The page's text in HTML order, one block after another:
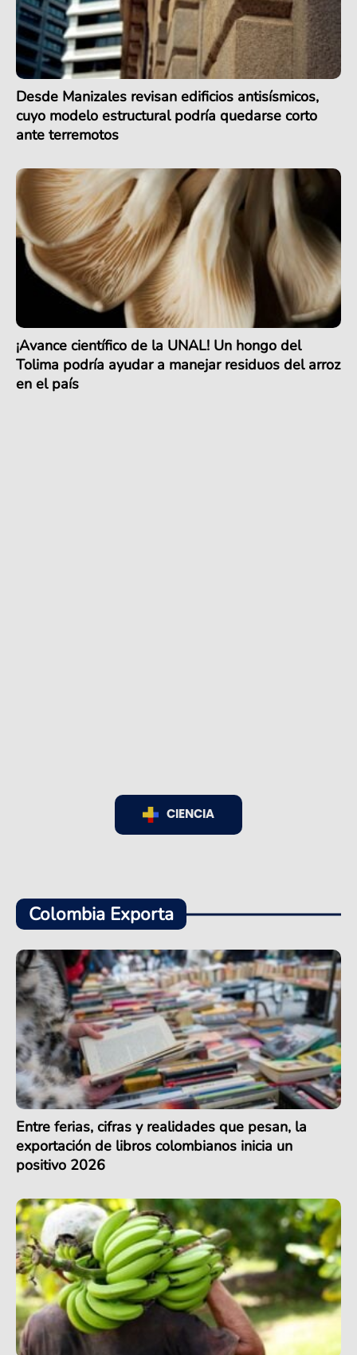
Desde Manizales revisan edificios antisísmicos,
cuyo modelo estructural podría quedarse corto
ante terremotos
¡Avance científico de la UNAL! Un hongo del
Tolima podría ayudar a manejar residuos del arroz
en el país
CIENCIA
Colombia Exporta
Entre ferias, cifras y realidades que pesan, la
exportación de libros colombianos inicia un
positivo 2026